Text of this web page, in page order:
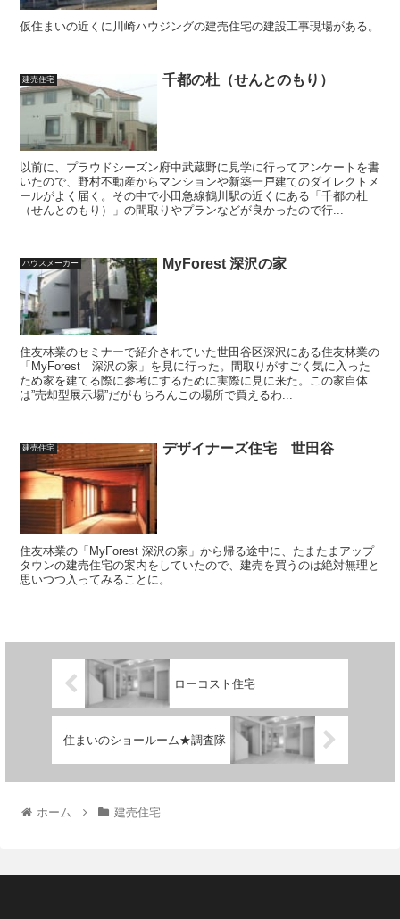
仮住まいの近くに川崎ハウジングの建売住宅の建設工事現場がある。
建売住宅 千都の杜（せんとのもり）
以前に、プラウドシーズン府中武蔵野に見学に行ってアンケートを書
いたので、野村不動産からマンションや新築一戸建てのダイレクトメ
ールがよく届く。その中で小田急線鶴川駅の近くにある「千都の杜
（せんとのもり）」の間取りやプランなどが良かったので行...
ハウスメーカー MyForest 深沢の家
住友林業のセミナーで紹介されていた世田谷区深沢にある住友林業の
「MyForest 深沢の家」を見に行った。間取りがすごく気に入った
ため家を建てる際に参考にするために実際に見に来た。この家自体
は”売却型展示場”だがもちろんこの場所で買えるわ...
建売住宅 デザイナーズ住宅 世田谷
住友林業の「MyForest 深沢の家」から帰る途中に、たまたまアップ
タウンの建売住宅の案内をしていたので、建売を買うのは絶対無理と
思いつつ入ってみることに。
ローコスト住宅
住まいのショールーム★調査隊
ホーム 建売住宅